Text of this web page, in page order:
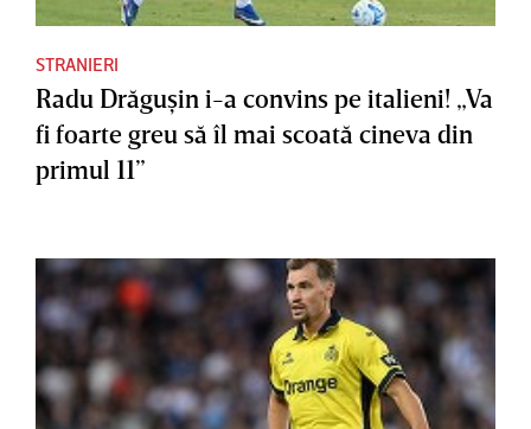
STRANIERI
Radu Drăguşin i-a convins pe italieni! „Va
fi foarte greu să îl mai scoată cineva din
primul 11”